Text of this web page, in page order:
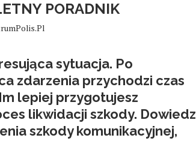
PORADNIK
sytuacja. Po
zdarzenia przychodzi czas
lepiej przygotujesz
likwidacji szkody. Dowiedz
szkody komunikacyjnej,